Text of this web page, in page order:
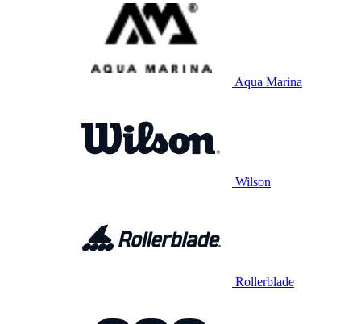
Aqua Marina
Wilson
Rollerblade